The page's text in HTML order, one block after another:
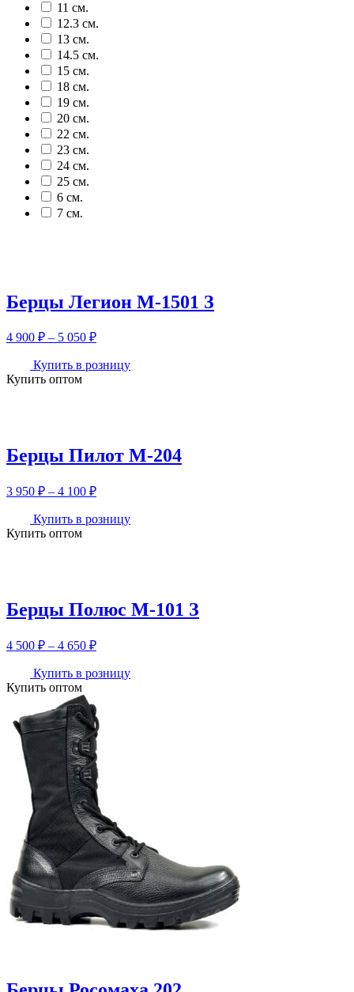
11 см.
12.3 см.
13 см.
14.5 см.
15 см.
18 см.
19 см.
20 см.
22 см.
23 см.
24 см.
25 см.
6 см.
7 см.
Берцы Легион М-1501 З
4 900 ₽ – 5 050 ₽Диапазон
4
Купить в розницу
Купить оптом
Берцы Пилот М-204
3 950 ₽ – 4 100 ₽Диапазон
3
Купить в розницу
Купить оптом
Берцы Полюс М-101 З
4 500 ₽ – 4 650 ₽Диапазон
4
4
650 ₽
Купить в розницу
Купить оптом